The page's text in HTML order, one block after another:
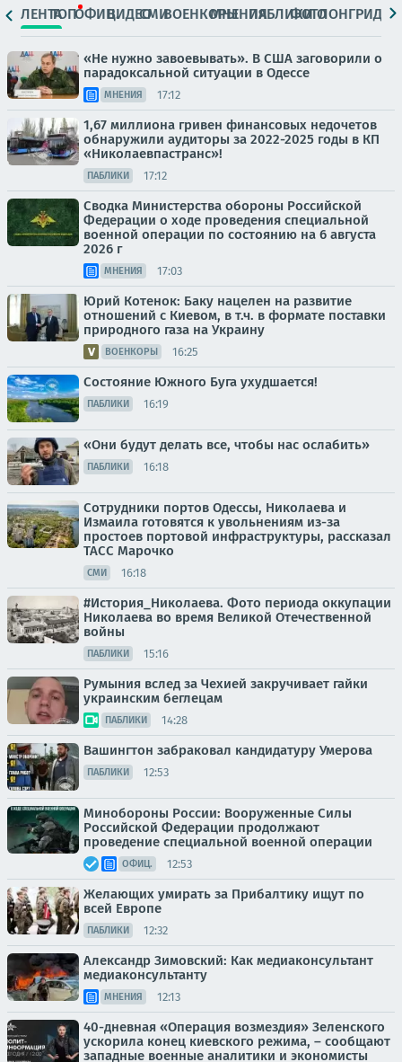
ЛЕНТАТОПОФИЦ.ВИДЕОСМИВОЕНКОРЫМНЕНИЯПАБЛИКИ
ФОТОЛОНГРИДЫ
«Не нужно завоевывать». В США заговорили о
парадоксальной ситуации в Одессе
МНЕНИЯ 17:12
1,67 миллиона гривен финансовых недочетов
обнаружили аудиторы за 2022-2025 годы в КП
«Николаевпастранс»!
ПАБЛИКИ 17:12
Сводка Министерства обороны Российской
Федерации о ходе проведения специальной
военной операции по состоянию на 6 августа
2026 г
МНЕНИЯ 17:03
Юрий Котенок: Баку нацелен на развитие
отношений с Киевом, в т.ч. в формате поставки
природного газа на Украину
ВОЕНКОРЫ 16:25
Состояние Южного Буга ухудшается!
ПАБЛИКИ 16:19
«Они будут делать все, чтобы нас ослабить»
ПАБЛИКИ 16:18
Сотрудники портов Одессы, Николаева и
Измаила готовятся к увольнениям из-за
простоев портовой инфраструктуры, рассказал
ТАСС Марочко
СМИ 16:18
#История_Николаева. Фото периода оккупации
Николаева во время Великой Отечественной
войны
ПАБЛИКИ 15:16
Румыния вслед за Чехией закручивает гайки
украинским беглецам
ПАБЛИКИ 14:28
Вашингтон забраковал кандидатуру Умерова
ПАБЛИКИ 12:53
Минобороны России: Вооруженные Силы
Российской Федерации продолжают
проведение специальной военной операции
ОФИЦ. 12:53
Желающих умирать за Прибалтику ищут по
всей Европе
ПАБЛИКИ 12:32
Александр Зимовский: Как медиаконсультант
медиаконсультанту
МНЕНИЯ 12:13
40-дневная «Операция возмездия» Зеленского
ускорила конец киевского режима, – сообщают
западные военные аналитики и экономисты